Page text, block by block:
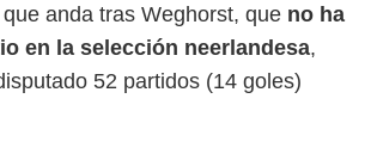
anda tras Weghorst, que no ha
en la selección neerlandesa,
52 partidos (14 goles)